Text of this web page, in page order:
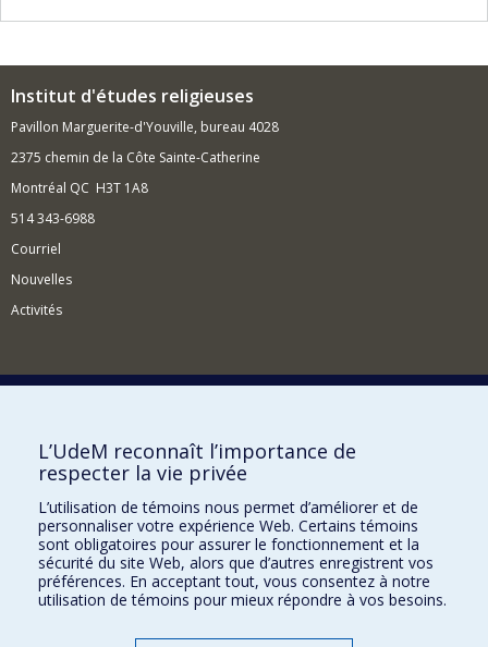
Institut d'études religieuses
Pavillon Marguerite-d'Youville, bureau 4028
2375 chemin de la Côte Sainte-Catherine
Montréal QC H3T 1A8
514 343-6988
Courriel
Nouvelles
Activités
Comment soutenir l'Institut?
BESOIN D'AIDE?
Plan du site
Signaler une erreur
Accessibilité
FACULTÉ DES ARTS ET DES SCIENCES
L’UdeM reconnaît l’importance de
respecter la vie privée
L’utilisation de témoins nous permet d’améliorer et de
personnaliser votre expérience Web. Certains témoins
sont obligatoires pour assurer le fonctionnement et la
sécurité du site Web, alors que d’autres enregistrent vos
préférences. En acceptant tout, vous consentez à notre
utilisation de témoins pour mieux répondre à vos besoins.